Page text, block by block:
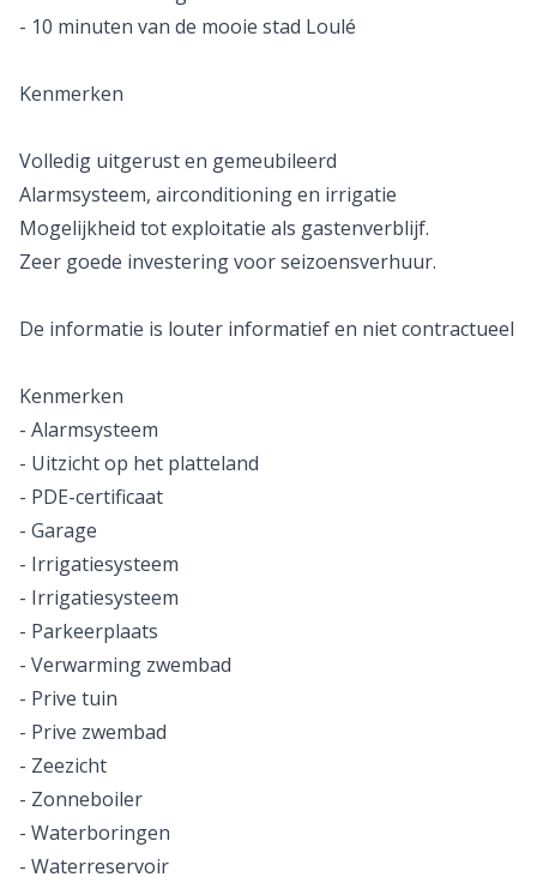
- 10 minuten van de mooie stad Loulé
Kenmerken
Volledig uitgerust en gemeubileerd
Alarmsysteem, airconditioning en irrigatie
Mogelijkheid tot exploitatie als gastenverblijf.
Zeer goede investering voor seizoensverhuur.
De informatie is louter informatief en niet contractueel
Kenmerken
- Alarmsysteem
- Uitzicht op het platteland
- PDE-certificaat
- Garage
- Irrigatiesysteem
- Irrigatiesysteem
- Parkeerplaats
- Verwarming zwembad
- Prive tuin
- Prive zwembad
- Zeezicht
- Zonneboiler
- Waterboringen
- Waterreservoir